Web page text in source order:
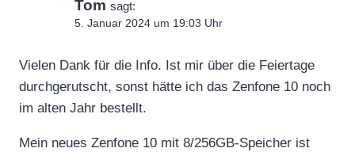
Tom sagt:
5. Januar 2024 um 19:03 Uhr
Vielen Dank für die Info. Ist mir über die Feiertage
durchgerutscht, sonst hätte ich das Zenfone 10 noch
im alten Jahr bestellt.
Mein neues Zenfone 10 mit 8/256GB-Speicher ist